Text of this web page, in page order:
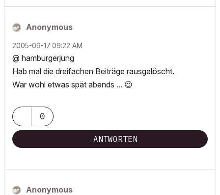
Anonymous
‎2005-09-17 09:22 AM
@ hamburgerjung
Hab mal die dreifachen Beiträge rausgelöscht.
War wohl etwas spät abends ... 😉
0
ANTWORTEN
Anonymous